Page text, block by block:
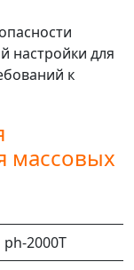
настройки для
к
массовых
ph-2000T